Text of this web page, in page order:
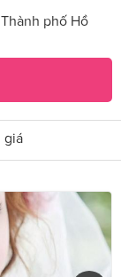
phố Hồ
giá